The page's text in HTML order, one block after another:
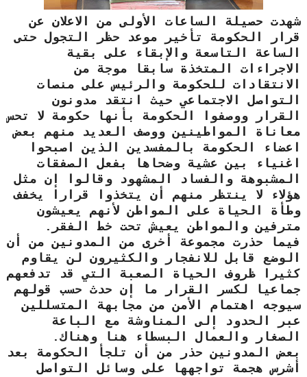
شهدت حصيلة الساعات الأولى من الاعلان عن
قرار الحكومة تأخير موعد حظر التجول حتى
الساعة التاسعة والإبقاء على بقية
الاجراءات المتخذة سابقا موجة من
الانتقادات للحكومة والرئيس على منصات
التواصل الاجتماعي حيث انتقد مدونون
القرار ووصفوا الحكومة بأنها حكومة لا تحس
معاناة المواطينين ووصف العديد منهم بعض
اعضاء الحكومة بالمفسدين الذين اصبحوا
اغنياء بين عشية وضحاها بفعل الصفقات
المشبوهة والفساد المشهود وقالوا إن مثل
هؤلاء لا ينتظر منهم أن يتخذوا قرار ا
يخفف
وطأة الحياة على المواطن لأنهم يعيشون
مترفين والمواطن يعيش تحت خط الفقر.
فيما حذرت مجموعة أخرى من المدونين من أن
الوضع قابل للانفجار والكثيرون لن يقاوم
كثيرا ظروف الحياة الصعبة التي قد تدفعهم
جماعيا لكسر القرار ما إن حدث حسب قولهم
سيوجه اهتمام الأمن من مجابهة المتسللين
عبر الحدود إلى المناوشة مع الباعة
الصغار والعمال البسطاء هنا وهناك.
بعض المدونين حذر من أن تلجأ الحكومة بعد
أشرس هجمة تواجهها على وسائل التواصل